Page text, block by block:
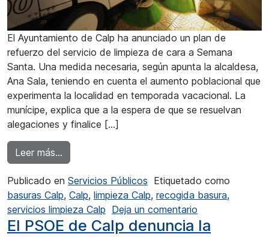
El Ayuntamiento de Calp ha anunciado un plan de
refuerzo del servicio de limpieza de cara a Semana
Santa. Una medida necesaria, según apunta la alcaldesa,
Ana Sala, teniendo en cuenta el aumento poblacional que
experimenta la localidad en temporada vacacional. La
munícipe, explica que a la espera de que se resuelvan
alegaciones y finalice […]
Leer más…
Publicado en Servicios Públicos Etiquetado como
basuras Calp, Calp, limpieza Calp, recogida basura,
servicios limpieza Calp Deja un comentario
El PSOE de Calp denuncia la